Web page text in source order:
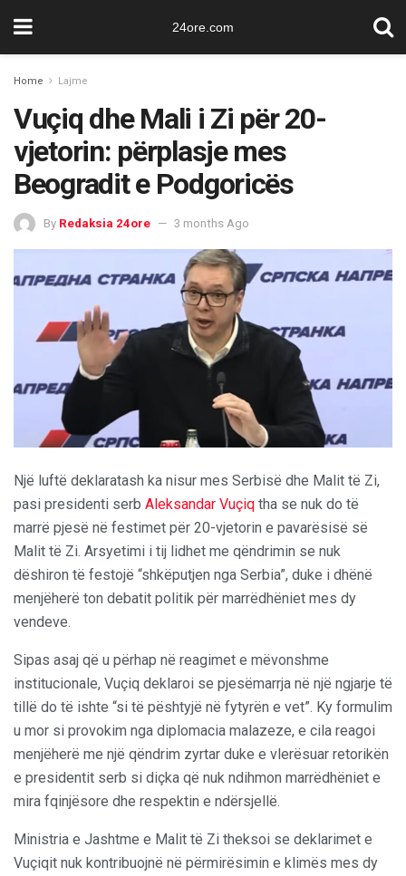
24ore.com
Home Lajme
Vuçiq dhe Mali i Zi për 20-
vjetorin: përplasje mes
Beogradit e Podgoricës
By Redaksia 24ore 3 months Ago
Një luftë deklaratash ka nisur mes Serbisë dhe Malit të Zi,
pasi presidenti serb Aleksandar Vuçiq tha se nuk do të
marrë pjesë në festimet për 20-vjetorin e pavarësisë së
Malit të Zi. Arsyetimi i tij lidhet me qëndrimin se nuk
dëshiron të festojë “shkëputjen nga Serbia”, duke i dhënë
menjëherë ton debatit politik për marrëdhëniet mes dy
vendeve.
Sipas asaj që u përhap në reagimet e mëvonshme
institucionale, Vuçiq deklaroi se pjesëmarrja në një ngjarje të
tillë do të ishte “si të pështyjë në fytyrën e vet”. Ky formulim
u mor si provokim nga diplomacia malazeze, e cila reagoi
menjëherë me një qëndrim zyrtar duke e vlerësuar retorikën
e presidentit serb si diçka që nuk ndihmon marrëdhëniet e
mira fqinjësore dhe respektin e ndërsjellë.
Ministria e Jashtme e Malit të Zi theksoi se deklarimet e
Vuçiqit nuk kontribuojnë në përmirësimin e klimës mes dy